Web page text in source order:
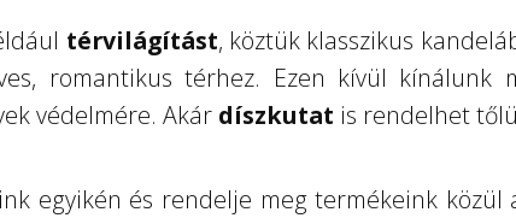
térvilágítást, köztük klasszikus
romantikus térhez. Ezen kívül kínálunk
védelmére. Akár díszkutat is rendelhet
egyikén és rendelje meg termékeink közül